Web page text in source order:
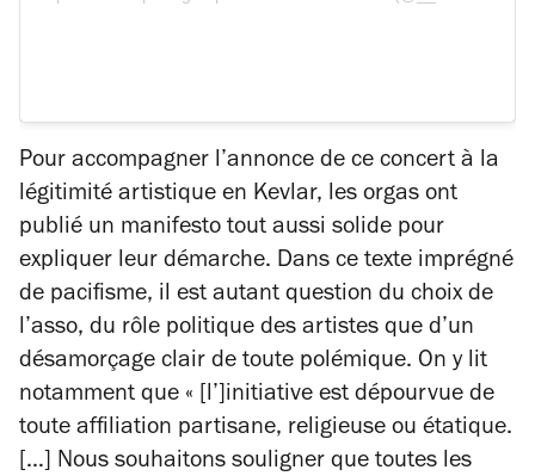
Pour accompagner l’annonce de ce concert à la
légitimité artistique en Kevlar, les orgas ont
publié un manifesto tout aussi solide pour
expliquer leur démarche. Dans ce texte imprégné
de pacifisme, il est autant question du choix de
l’asso, du rôle politique des artistes que d’un
désamorçage clair de toute polémique. On y lit
notamment que « [l’]initiative est dépourvue de
toute affiliation partisane, religieuse ou étatique.
[…] Nous souhaitons souligner que toutes les